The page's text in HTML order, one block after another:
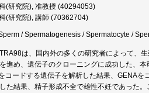
(研究院), 准教授 (40294053)
(研究院), 講師 (70362704)
/ Spermatogenesis / Spermatocyte /
は、国内外の多くの研究者によって、
進め、遺伝子のクローニングに成功した、本
コードする遺伝子を解析した結果、GENA
た結果、精子形成不全で雄性不妊であった